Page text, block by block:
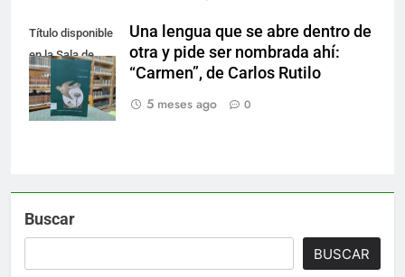
Título disponible
en la Sala de
Literatura.
Una lengua que se abre dentro de
otra y pide ser nombrada ahí:
“Carmen”, de Carlos Rutilo
5 meses ago
0
Buscar
BUSCAR